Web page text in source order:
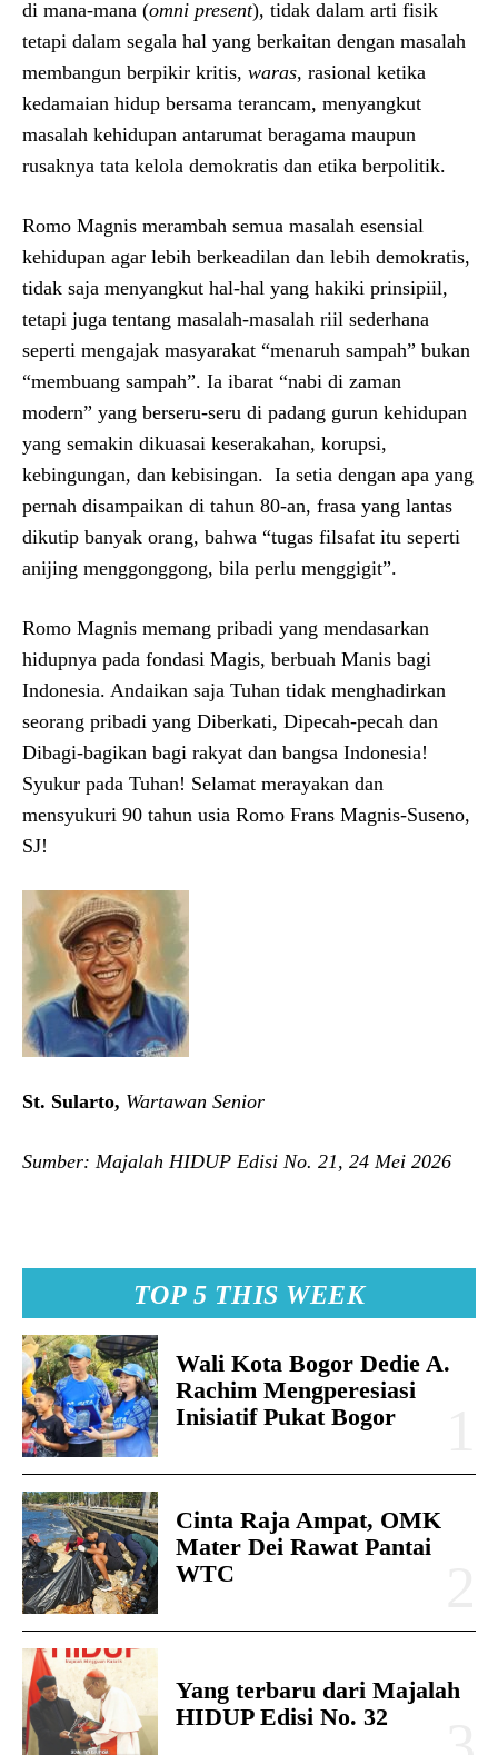
TOP 5 THIS WEEK
Wali Kota Bogor Dedie A.
Rachim Mengperesiasi
Inisiatif Pukat Bogor
Cinta Raja Ampat, OMK
Mater Dei Rawat Pantai
WTC
Yang terbaru dari Majalah
HIDUP Edisi No. 32
di mana-mana (omni present), tidak dalam arti fisik
tetapi dalam segala hal yang berkaitan dengan masalah
membangun berpikir kritis, waras, rasional ketika
kedamaian hidup bersama terancam, menyangkut
masalah kehidupan antarumat beragama maupun
rusaknya tata kelola demokratis dan etika berpolitik.
Romo Magnis merambah semua masalah esensial
kehidupan agar lebih berkeadilan dan lebih demokratis,
tidak saja menyangkut hal-hal yang hakiki prinsipiil,
tetapi juga tentang masalah-masalah riil sederhana
seperti mengajak masyarakat “menaruh sampah” bukan
“membuang sampah”. Ia ibarat “nabi di zaman
modern” yang berseru-seru di padang gurun kehidupan
yang semakin dikuasai keserakahan, korupsi,
kebingungan, dan kebisingan. Ia setia dengan apa yang
pernah disampaikan di tahun 80-an, frasa yang lantas
dikutip banyak orang, bahwa “tugas filsafat itu seperti
anijing menggonggong, bila perlu menggigit”.
Romo Magnis memang pribadi yang mendasarkan
hidupnya pada fondasi Magis, berbuah Manis bagi
Indonesia. Andaikan saja Tuhan tidak menghadirkan
seorang pribadi yang Diberkati, Dipecah-pecah dan
Dibagi-bagikan bagi rakyat dan bangsa Indonesia!
Syukur pada Tuhan! Selamat merayakan dan
mensyukuri 90 tahun usia Romo Frans Magnis-Suseno,
SJ!
St. Sularto, Wartawan Senior
Sumber: Majalah HIDUP Edisi No. 21, 24 Mei 2026